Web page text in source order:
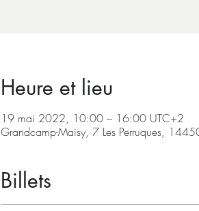
Heure et lieu
19 mai 2022, 10:00 – 16:00 UTC+2
Grandcamp-Maisy, 7 Les Perruques,
Billets